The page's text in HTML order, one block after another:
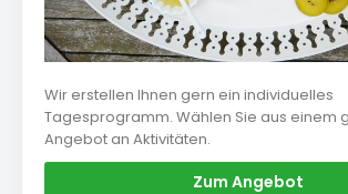
Wir erstellen Ihnen gern ein individuelles
Tagesprogramm. Wählen Sie aus einem
Angebot an Aktivitäten.
Zum Angebot